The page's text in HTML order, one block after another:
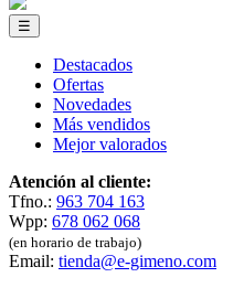
☰
Destacados
Ofertas
Novedades
Más vendidos
Mejor valorados
Atención al cliente:
Tfno.: 963 704 163
Wpp: 678 062 068
(en horario de trabajo)
Email: tienda@e-gimeno.com